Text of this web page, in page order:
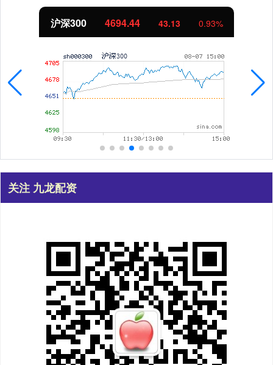
北证50 1134.24 11.37 1.01%
关注 九龙配资